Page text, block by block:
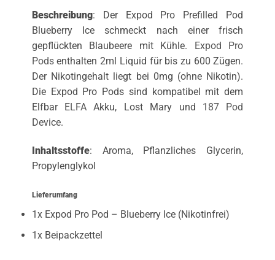
Beschreibung: Der Expod Pro Prefilled Pod
Blueberry Ice schmeckt nach einer frisch
gepflückten Blaubeere mit Kühle. Expod Pro
Podsenthalten 2ml Liquid für bis zu 600 Zügen.
Der Nikotingehalt liegt bei 0mg (ohne Nikotin).
Die Expod Pro Pods sind kompatibel mit dem
Elfbar ELFA Akku, Lost Mary und 187 Pod
Device.
Inhaltsstoffe: Aroma, Pflanzliches Glycerin,
Propylenglykol
Lieferumfang
1x Expod Pro Pod – Blueberry Ice (Nikotinfrei)
1x Beipackzettel